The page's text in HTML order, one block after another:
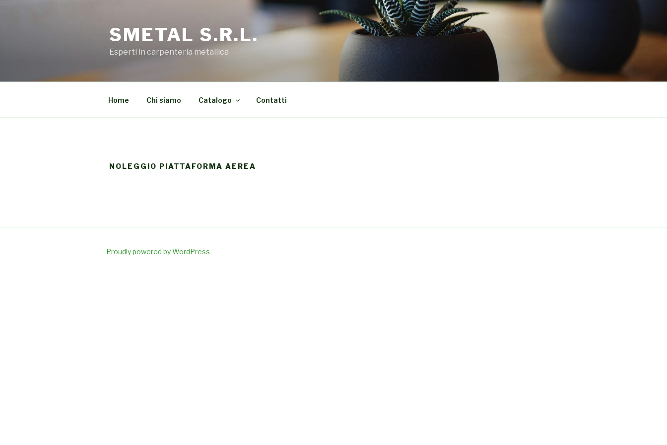
SMETAL S.R.L.
Esperti in carpenteria metallica
Home Chi siamo Catalogo Contatti
NOLEGGIO PIATTAFORMA AEREA
Proudly powered by WordPress